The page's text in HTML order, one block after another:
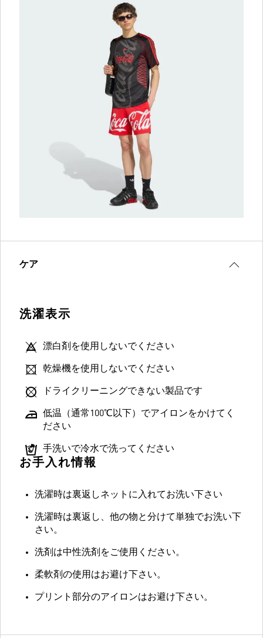
ケア
洗濯表示
漂白剤を使用しないでください
乾燥機を使用しないでください
ドライクリーニングできない製品です
低温（通常100℃以下）でアイロンをかけてく
ださい
手洗いで冷水で洗ってください
お手入れ情報
洗濯時は裏返しネットに入れてお洗い下さい
洗濯時は裏返し、他の物と分けて単独でお洗い下
さい。
洗剤は中性洗剤をご使用ください。
柔軟剤の使用はお避け下さい。
プリント部分のアイロンはお避け下さい。